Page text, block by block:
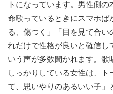
トになっています。男性側
命歌っているときにスマホば
る、傷つく」「目を見て合
れだけで性格が良いと確信し
いう声が多数聞かれます。歌
しっかりしている女性は、ト
て、思いやりのあるいい子」